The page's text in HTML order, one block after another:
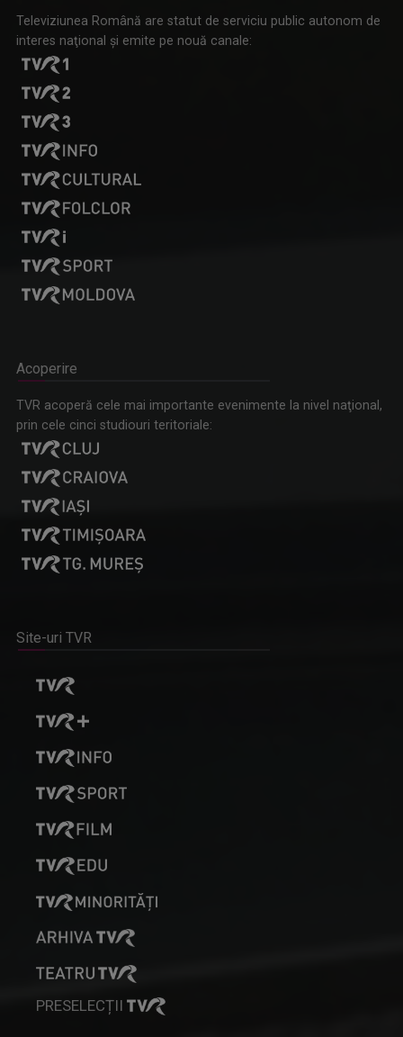
Televiziunea Română are statut de serviciu public autonom de
interes naţional şi emite pe nouă canale:
Acoperire
TVR acoperă cele mai importante evenimente la nivel naţional,
prin cele cinci studiouri teritoriale:
Site-uri TVR
PRESELECȚII